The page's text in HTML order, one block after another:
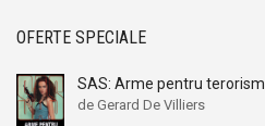
Alison York
Alistair Maclean
Alison York
Alistair Maclean
OFERTE SPECIALE
SAS: Arme pentru terorism
de Gerard De Villiers